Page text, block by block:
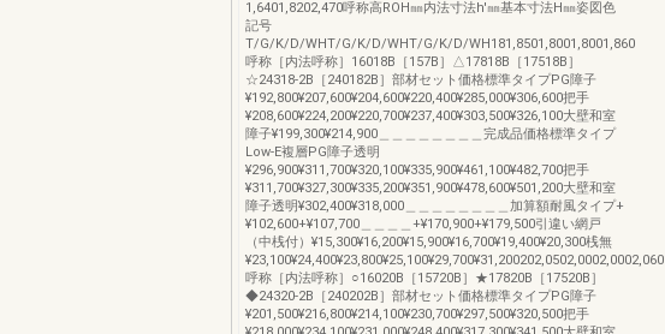
1,6401,8202,470呼称高ROH㎜内法寸法h'㎜基本寸法H㎜姿図色
記号
T/G/K/D/WHT/G/K/D/WHT/G/K/D/WH181,8501,8001,8001,860
呼称［内法呼称］16018B［157B］△17818B［17518B］
☆24318-2B［240182B］部材セット価格標準タイプPG障子
¥192,800¥207,600¥204,600¥220,400¥285,000¥306,600把手
¥208,600¥224,200¥220,700¥237,400¥303,500¥326,100大壁和室
障子¥199,300¥214,900＿＿＿＿＿＿＿＿完成品価格標準タイプ
Low-E複層PG障子透明
¥296,900¥311,700¥320,100¥335,900¥461,100¥482,700把手
¥311,700¥327,300¥335,200¥351,900¥478,600¥501,200大壁和室
障子透明¥302,400¥318,000＿＿＿＿＿＿＿＿加算額耐風タイプ+
¥102,600+¥107,700＿＿＿＿+¥170,900+¥179,500引違い網戸
（中桟付）¥15,300¥16,200¥15,900¥16,700¥19,400¥20,300桟無
¥23,100¥24,400¥23,800¥25,100¥29,700¥31,200202,0502,0002,0002,060
呼称［内法呼称］○16020B［15720B］★17820B［17520B］
◆24320-2B［240202B］部材セット価格標準タイプPG障子
¥201,500¥216,800¥214,100¥230,700¥297,500¥320,500把手